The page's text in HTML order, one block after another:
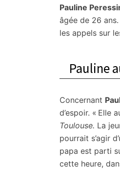
Pauline
âgée de 26
les appels sur
Pauline
Concernant
d’espoir. « Elle
Toulouse. La
pourrait s’agir
papa est parti
cette heure,